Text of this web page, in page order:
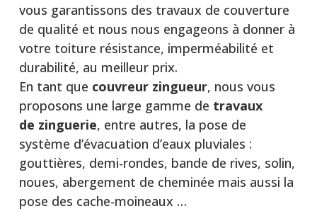
vous garantissons des travaux de couverture
de qualité et nous nous engageons à donner à
votre toiture résistance, imperméabilité et
durabilité, au meilleur prix.
En tant que couvreur zingueur, nous vous
proposons une large gamme de travaux
de zinguerie, entre autres, la pose de
système d’évacuation d’eaux pluviales :
gouttières, demi-rondes, bande de rives, solin,
noues, abergement de cheminée mais aussi la
pose des cache-moineaux …